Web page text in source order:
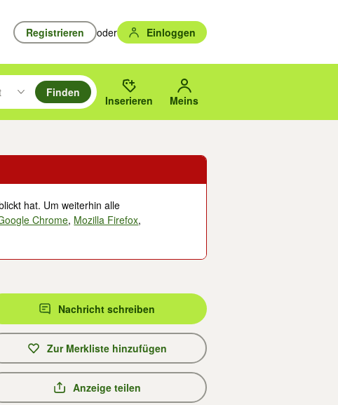
Registrieren oder Einloggen
durchsuchen und mit Eingabetaste auswählen.
um zu suchen, oder Vorschläge mit den Pfeiltasten nach oben/
des gewählten Orts oder PLZ.
Finden
Inserieren Meins
hat. Um weiterhin alle
Chrome, Mozilla Firefox,
Nachricht schreiben
Zur Merkliste hinzufügen
Anzeige teilen